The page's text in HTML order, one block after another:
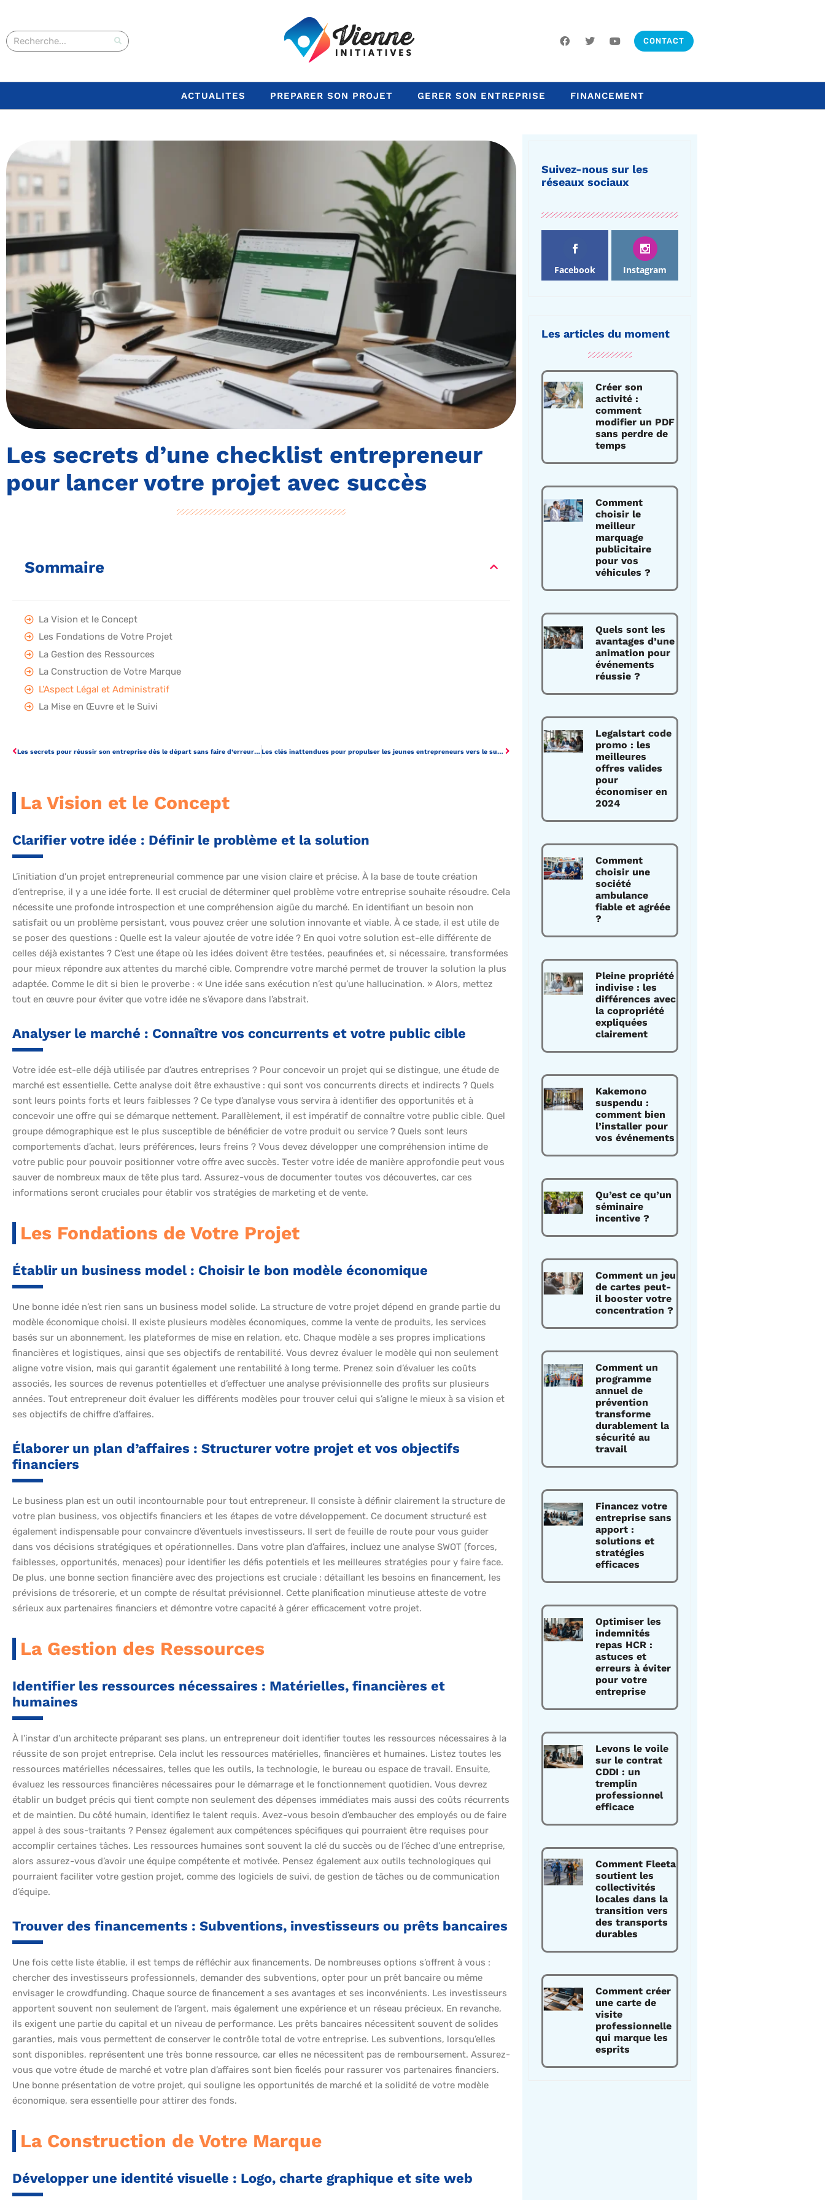
CONTACT
ACTUALITES PREPARER SON PROJET GERER SON ENTREPRISE FINANCEMENT
Les secrets d’une checklist entrepreneur
pour lancer votre projet avec succès
Sommaire
La Vision et le Concept
Les Fondations de Votre Projet
La Gestion des Ressources
La Construction de Votre Marque
L’Aspect Légal et Administratif
La Mise en Œuvre et le Suivi
Les secrets pour réussir son entreprise dès le départ sans faire d’erreurs novices Les clés inattendues pour propulser les jeunes entrepreneurs vers le succès
La Vision et le Concept
Clarifier votre idée : Définir le problème et la solution
L’initiation d’un projet entrepreneurial commence par une vision claire et précise. À la base de toute création
d’entreprise, il y a une idée forte. Il est crucial de déterminer quel problème votre entreprise souhaite résoudre. Cela
nécessite une profonde introspection et une compréhension aigüe du marché. En identifiant un besoin non
satisfait ou un problème persistant, vous pouvez créer une solution innovante et viable. À ce stade, il est utile de
se poser des questions : Quelle est la valeur ajoutée de votre idée ? En quoi votre solution est-elle différente de
celles déjà existantes ? C’est une étape où les idées doivent être testées, peaufinées et, si nécessaire, transformées
pour mieux répondre aux attentes du marché cible. Comprendre votre marché permet de trouver la solution la plus
adaptée. Comme le dit si bien le proverbe : « Une idée sans exécution n’est qu’une hallucination. » Alors, mettez
tout en œuvre pour éviter que votre idée ne s’évapore dans l’abstrait.
Analyser le marché : Connaître vos concurrents et votre public cible
Votre idée est-elle déjà utilisée par d’autres entreprises ? Pour concevoir un projet qui se distingue, une étude de
marché est essentielle. Cette analyse doit être exhaustive : qui sont vos concurrents directs et indirects ? Quels
sont leurs points forts et leurs faiblesses ? Ce type d’analyse vous servira à identifier des opportunités et à
concevoir une offre qui se démarque nettement. Parallèlement, il est impératif de connaître votre public cible. Quel
groupe démographique est le plus susceptible de bénéficier de votre produit ou service ? Quels sont leurs
comportements d’achat, leurs préférences, leurs freins ? Vous devez développer une compréhension intime de
votre public pour pouvoir positionner votre offre avec succès. Tester votre idée de manière approfondie peut vous
sauver de nombreux maux de tête plus tard. Assurez-vous de documenter toutes vos découvertes, car ces
informations seront cruciales pour établir vos stratégies de marketing et de vente.
Les Fondations de Votre Projet
Établir un business model : Choisir le bon modèle économique
Une bonne idée n’est rien sans un business model solide. La structure de votre projet dépend en grande partie du
modèle économique choisi. Il existe plusieurs modèles économiques, comme la vente de produits, les services
basés sur un abonnement, les plateformes de mise en relation, etc. Chaque modèle a ses propres implications
financières et logistiques, ainsi que ses objectifs de rentabilité. Vous devrez évaluer le modèle qui non seulement
aligne votre vision, mais qui garantit également une rentabilité à long terme. Prenez soin d’évaluer les coûts
associés, les sources de revenus potentielles et d’effectuer une analyse prévisionnelle des profits sur plusieurs
années. Tout entrepreneur doit évaluer les différents modèles pour trouver celui qui s’aligne le mieux à sa vision et
ses objectifs de chiffre d’affaires.
Élaborer un plan d’affaires : Structurer votre projet et vos objectifs
financiers
Le business plan est un outil incontournable pour tout entrepreneur. Il consiste à définir clairement la structure de
votre plan business, vos objectifs financiers et les étapes de votre développement. Ce document structuré est
également indispensable pour convaincre d’éventuels investisseurs. Il sert de feuille de route pour vous guider
dans vos décisions stratégiques et opérationnelles. Dans votre plan d’affaires, incluez une analyse SWOT (forces,
faiblesses, opportunités, menaces) pour identifier les défis potentiels et les meilleures stratégies pour y faire face.
De plus, une bonne section financière avec des projections est cruciale : détaillant les besoins en financement, les
prévisions de trésorerie, et un compte de résultat prévisionnel. Cette planification minutieuse atteste de votre
sérieux aux partenaires financiers et démontre votre capacité à gérer efficacement votre projet.
La Gestion des Ressources
Identifier les ressources nécessaires : Matérielles, financières et
humaines
À l’instar d’un architecte préparant ses plans, un entrepreneur doit identifier toutes les ressources nécessaires à la
réussite de son projet entreprise. Cela inclut les ressources matérielles, financières et humaines. Listez toutes les
ressources matérielles nécessaires, telles que les outils, la technologie, le bureau ou espace de travail. Ensuite,
évaluez les ressources financières nécessaires pour le démarrage et le fonctionnement quotidien. Vous devrez
établir un budget précis qui tient compte non seulement des dépenses immédiates mais aussi des coûts récurrents
et de maintien. Du côté humain, identifiez le talent requis. Avez-vous besoin d’embaucher des employés ou de faire
appel à des sous-traitants ? Pensez également aux compétences spécifiques qui pourraient être requises pour
accomplir certaines tâches. Les ressources humaines sont souvent la clé du succès ou de l’échec d’une entreprise,
alors assurez-vous d’avoir une équipe compétente et motivée. Pensez également aux outils technologiques qui
pourraient faciliter votre gestion projet, comme des logiciels de suivi, de gestion de tâches ou de communication
d’équipe.
Trouver des financements : Subventions, investisseurs ou prêts bancaires
Une fois cette liste établie, il est temps de réfléchir aux financements. De nombreuses options s’offrent à vous :
chercher des investisseurs professionnels, demander des subventions, opter pour un prêt bancaire ou même
envisager le crowdfunding. Chaque source de financement a ses avantages et ses inconvénients. Les investisseurs
apportent souvent non seulement de l’argent, mais également une expérience et un réseau précieux. En revanche,
ils exigent une partie du capital et un niveau de performance. Les prêts bancaires nécessitent souvent de solides
garanties, mais vous permettent de conserver le contrôle total de votre entreprise. Les subventions, lorsqu’elles
sont disponibles, représentent une très bonne ressource, car elles ne nécessitent pas de remboursement. Assurez-
vous que votre étude de marché et votre plan d’affaires sont bien ficelés pour rassurer vos partenaires financiers.
Une bonne présentation de votre projet, qui souligne les opportunités de marché et la solidité de votre modèle
économique, sera essentielle pour attirer des fonds.
La Construction de Votre Marque
Développer une identité visuelle : Logo, charte graphique et site web
Suivez-nous sur les
réseaux sociaux
Facebook Instagram
Les articles du moment
Créer son
activité :
comment
modifier un PDF
sans perdre de
temps
Comment
choisir le
meilleur
marquage
publicitaire
pour vos
véhicules ?
Quels sont les
avantages d’une
animation pour
événements
réussie ?
Legalstart code
promo : les
meilleures
offres valides
pour
économiser en
2024
Comment
choisir une
société
ambulance
fiable et agréée
?
Pleine propriété
indivise : les
différences avec
la copropriété
expliquées
clairement
Kakemono
suspendu :
comment bien
l’installer pour
vos événements
Qu’est ce qu’un
séminaire
incentive ?
Comment un jeu
de cartes peut-
il booster votre
concentration ?
Comment un
programme
annuel de
prévention
transforme
durablement la
sécurité au
travail
Financez votre
entreprise sans
apport :
solutions et
stratégies
efficaces
Optimiser les
indemnités
repas HCR :
astuces et
erreurs à éviter
pour votre
entreprise
Levons le voile
sur le contrat
CDDI : un
tremplin
professionnel
efficace
Comment Fleeta
soutient les
collectivités
locales dans la
transition vers
des transports
durables
Comment créer
une carte de
visite
professionnelle
qui marque les
esprits